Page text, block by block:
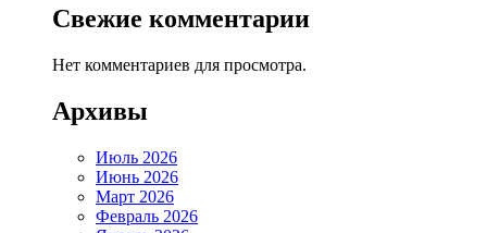
Свежие комментарии
Нет комментариев для просмотра.
Архивы
Июль 2026
Июнь 2026
Март 2026
Февраль 2026